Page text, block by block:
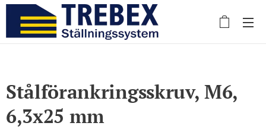
Stålförankringsskruv, M6,
6,3x25 mm